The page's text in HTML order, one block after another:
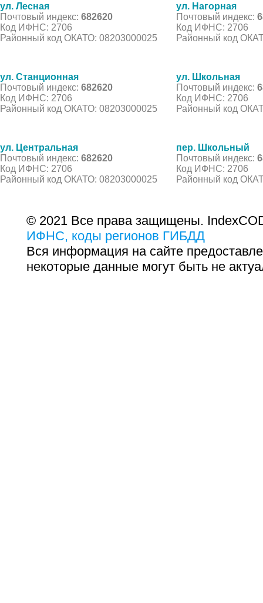
ул. Лесная
Почтовый индекс: 682620
Код ИФНС: 2706
Районный код ОКАТО: 08203000025
ул. Нагорная
Почтовый индекс:
Код ИФНС: 2706
Районный код
ул. Станционная
Почтовый индекс: 682620
Код ИФНС: 2706
Районный код ОКАТО: 08203000025
ул. Школьная
Почтовый индекс:
Код ИФНС: 2706
Районный код
ул. Центральная
Почтовый индекс: 682620
Код ИФНС: 2706
Районный код ОКАТО: 08203000025
пер. Школьный
Почтовый индекс:
Код ИФНС: 2706
Районный код
© 2021 Все права защищены.
ИФНС, коды регионов ГИБДД
Вся информация на сайте
некоторые данные могут быть не